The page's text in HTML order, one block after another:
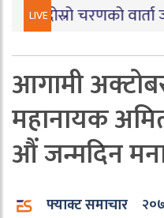
LIVEवार्ता जारि|
आगामी
महानायक
औं जन्मदिन
फ्याक्ट समाचार